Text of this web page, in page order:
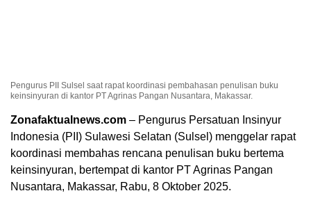
Pengurus PII Sulsel saat rapat koordinasi pembahasan penulisan buku
keinsinyuran di kantor PT Agrinas Pangan Nusantara, Makassar.
Zonafaktualnews.com – Pengurus Persatuan Insinyur
Indonesia (PII) Sulawesi Selatan (Sulsel) menggelar rapat
koordinasi membahas rencana penulisan buku bertema
keinsinyuran, bertempat di kantor PT Agrinas Pangan
Nusantara, Makassar, Rabu, 8 Oktober 2025.